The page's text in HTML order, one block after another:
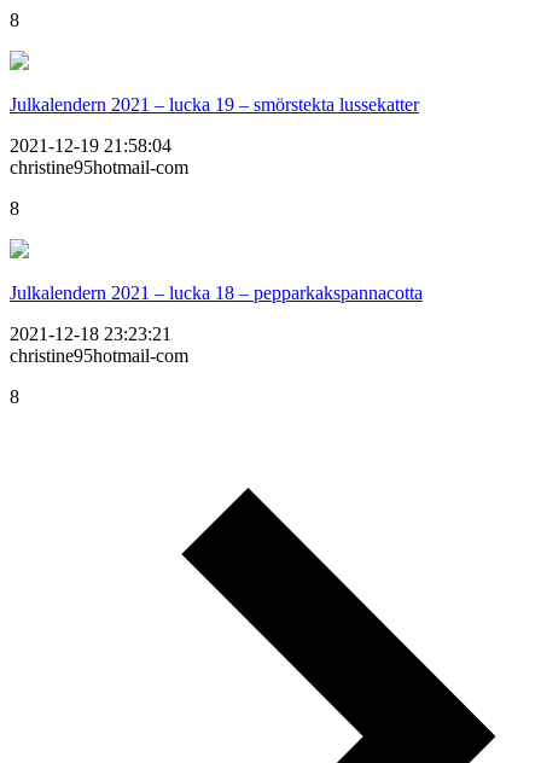
8
Julkalendern 2021 – lucka 19 – smörstekta lussekatter
2021-12-19 21:58:04
christine95hotmail-com
8
Julkalendern 2021 – lucka 18 – pepparkakspannacotta
2021-12-18 23:23:21
christine95hotmail-com
8